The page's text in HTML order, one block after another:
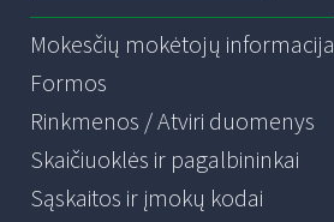
Mokesčių mokėtojų informacija
Formos
Rinkmenos / Atviri duomenys
Skaičiuoklės ir pagalbininkai
Sąskaitos ir įmokų kodai